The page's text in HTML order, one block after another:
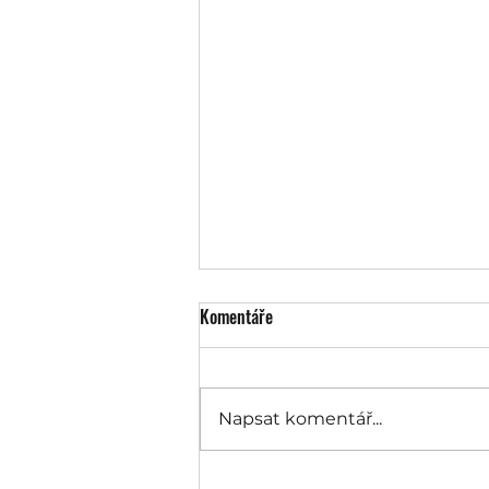
Komentáře
Napsat komentář...